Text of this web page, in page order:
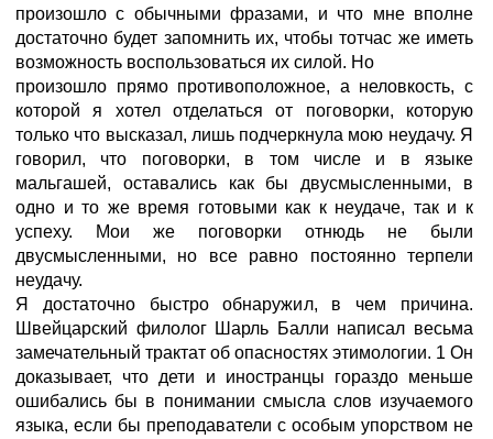
произошло с обычными фразами, и что мне вполне
достаточно будет запомнить их, чтобы тотчас же иметь
возможность воспользоваться их силой. Но
произошло прямо противоположное, а неловкость, с
которой я хотел отделаться от поговорки, которую
только что высказал, лишь подчеркнула мою неудачу. Я
говорил, что поговорки, в том числе и в языке
мальгашей, оставались как бы двусмысленными, в
одно и то же время готовыми как к неудаче, так и к
успеху. Мои же поговорки отнюдь не были
двусмысленными, но все равно постоянно терпели
неудачу.
Я достаточно быстро обнаружил, в чем причина.
Швейцарский филолог Шарль Балли написал весьма
замечательный трактат об опасностях этимологии. 1 Он
доказывает, что дети и иностранцы гораздо меньше
ошибались бы в понимании смысла слов изучаемого
языка, если бы преподаватели с особым упорством не